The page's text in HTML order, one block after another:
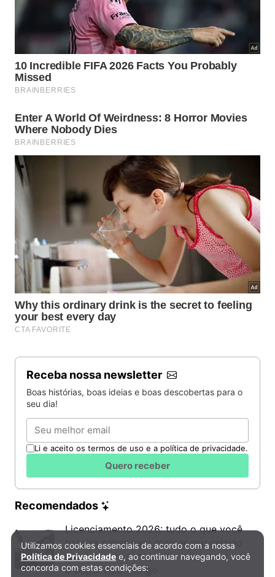
Receba nossa newsletter
Boas histórias, boas ideias e boas descobertas para o
seu dia!
Email
Li e aceito os termos de uso e a política de privacidade.
Quero receber
Recomendados
Licenciamento 2026: tudo o que você
precisa saber para manter seu veículo
regularizado sem perder os prazos com
o Super App Gringo
Política de Privacidade e Cookies
Utilizamos cookies essenciais de acordo com a nossa
Política de Privacidade e, ao continuar navegando, você
concorda com estas condições: